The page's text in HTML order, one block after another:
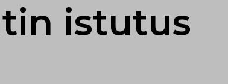
istutus